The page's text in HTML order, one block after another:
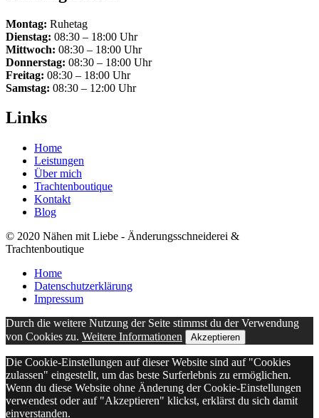
Montag: Ruhetag
Dienstag: 08:30 – 18:00 Uhr
Mittwoch: 08:30 – 18:00 Uhr
Donnerstag: 08:30 – 18:00 Uhr
Freitag: 08:30 – 18:00 Uhr
Samstag: 08:30 – 12:00 Uhr
Links
Home
Leistungen
Über mich
Trachtenboutique
Kontakt
Blog
© 2020 Nähen mit Liebe - Änderungsschneiderei &
Trachtenboutique
Home
Datenschutz­erklärung
Impressum
Durch die weitere Nutzung der Seite stimmst du der Verwendung
von Cookies zu. Weitere Informationen Akzeptieren
Die Cookie-Einstellungen auf dieser Website sind auf "Cookies
zulassen" eingestellt, um das beste Surferlebnis zu ermöglichen.
Wenn du diese Website ohne Änderung der Cookie-Einstellungen
verwendest oder auf "Akzeptieren" klickst, erklärst du sich damit
einverstanden.